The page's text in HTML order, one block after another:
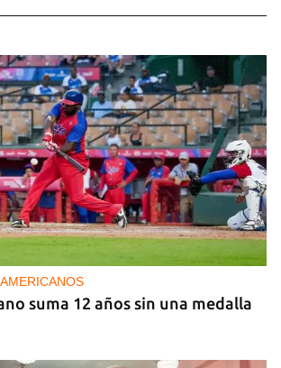
de Reynerio Tamayo
suma 12 años sin una medalla